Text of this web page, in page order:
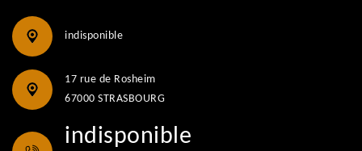
indisponible
17 rue de Rosheim
67000 STRASBOURG
indisponible